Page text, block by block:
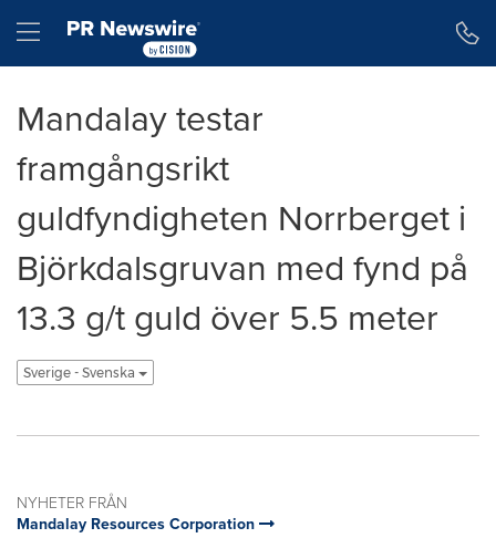
Hamburger menu
Mandalay testar
framgångsrikt
guldfyndigheten Norrberget i
Björkdalsgruvan med fynd på
13.3 g/t guld över 5.5 meter
Sverige - Svenska
NYHETER FRÅN
Mandalay Resources Corporation